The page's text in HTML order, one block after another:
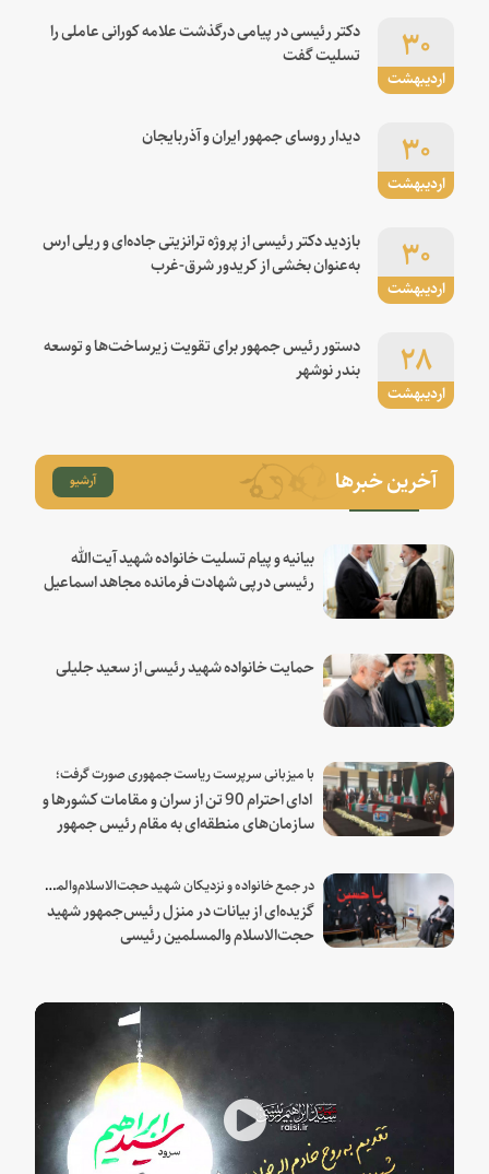
اردیبهشت
۳۰
دکتر رئیسی در پیامی درگذشت علامه کورانی عاملی را
تسلیت گفت
اردیبهشت
۳۰ دیدار روسای جمهور ایران و آذربایجان
اردیبهشت
۳۰
بازدید دکتر رئیسی از پروژه ترانزیتی جاده‌ای و ریلی ارس
به‌عنوان بخشی از کریدور شرق-غرب
اردیبهشت
۲۸
دستور رئیس جمهور برای تقویت زیرساخت‌ها و توسعه
بندر نوشهر
آخرین خبرها آرشیو
بیانیه و پیام تسلیت خانواده شهید آیت‌الله
رئیسی درپی شهادت فرمانده مجاهد اسماعیل
حمایت خانواده شهید رئیسی از سعید جلیلی
با میزبانی سرپرست ریاست جمهوری صورت گرفت؛
ادای احترام 90 تن از سران و مقامات کشورها و
سازمان‌های منطقه‌ای به مقام رئیس جمهور
در جمع خانواده و نزدیکان شهید حجت‌الاسلام‌والمسلمین رئیسی:
گزیده‌ای از بیانات در منزل رئیس‌جمهور شهید
حجت‌الاسلام والمسلمین رئیسی
Play